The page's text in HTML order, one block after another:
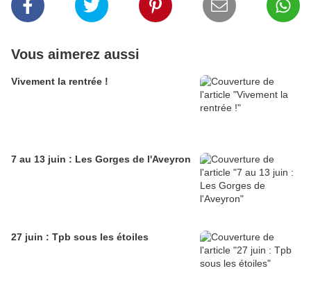
Vous aimerez aussi
Vivement la rentrée !
7 au 13 juin : Les Gorges de l'Aveyron
27 juin : Tpb sous les étoiles